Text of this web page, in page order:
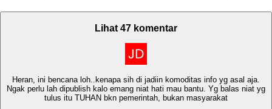
Lihat 47 komentar
Heran, ini bencana loh..kenapa sih di jadiin komoditas info yg asal aja.
Ngak perlu lah dipublish kalo emang niat hati mau bantu. Yg balas niat yg
tulus itu TUHAN bkn pemerintah, bukan masyarakat